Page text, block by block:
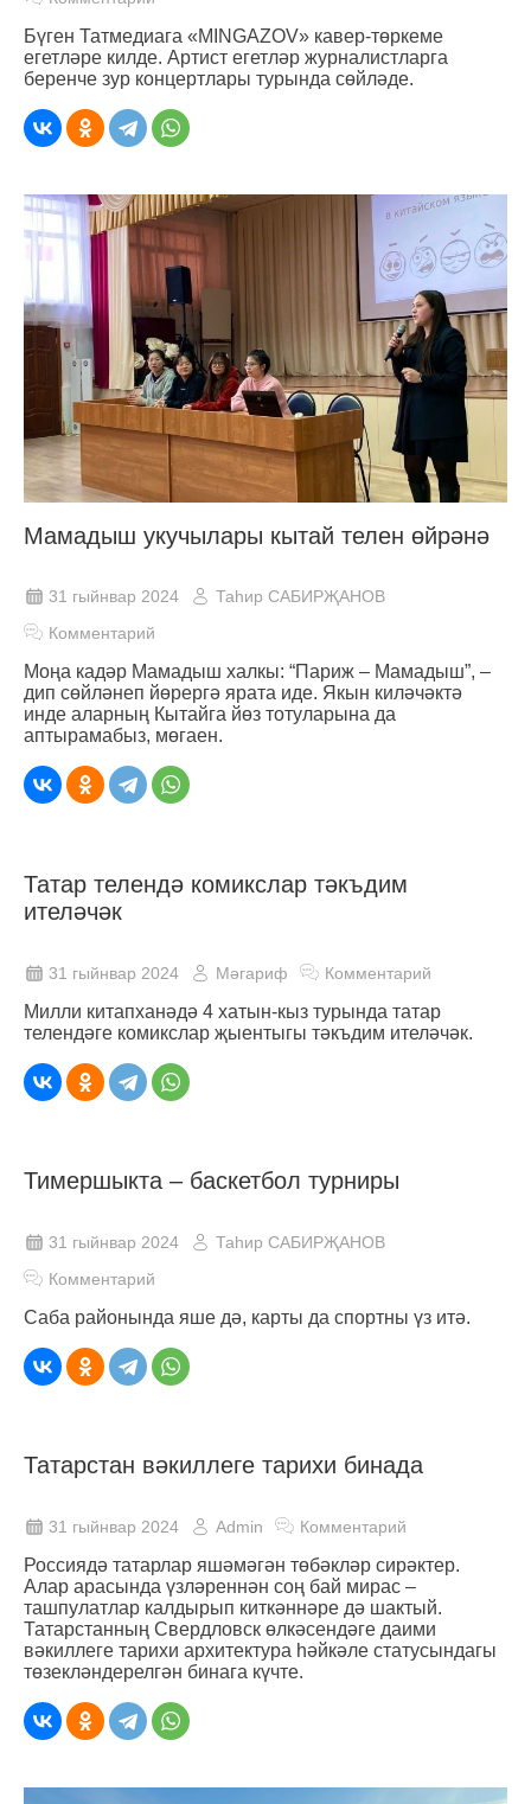
Бүген Татмедиага «MINGAZOV» кавер-төркеме
егетләре килде. Артист егетләр журналистларга
беренче зур концертлары турында сөйләде.
Мамадыш укучылары кытай телен өйрәнә
31 гыйнвар 2024
Таһир САБИРҖАНОВ
Комментарий
Моңа кадәр Мамадыш халкы: “Париж – Мамадыш”, –
дип сөйләнеп йөрергә ярата иде. Якын киләчәктә
инде аларның Кытайга йөз тотуларына да
аптырамабыз, мөгаен.
Татар телендә комикслар тәкъдим
ителәчәк
31 гыйнвар 2024 Мәгариф Комментарий
Милли китапханәдә 4 хатын-кыз турында татар
телендәге комикслар җыентыгы тәкъдим ителәчәк.
Тимершыкта – баскетбол турниры
31 гыйнвар 2024
Таһир САБИРҖАНОВ
Комментарий
Саба районында яше дә, карты да спортны үз итә.
Татарстан вәкиллеге тарихи бинада
31 гыйнвар 2024 Admin Комментарий
Россиядә татарлар яшәмәгән төбәкләр сирәктер.
Алар арасында үзләреннән соң бай мирас –
ташпулатлар калдырып киткәннәре дә шактый.
Татарстанның Свердловск өлкәсендәге даими
вәкиллеге тарихи архитектура һәйкәле статусындагы
төзекләндерелгән бинага күчте.